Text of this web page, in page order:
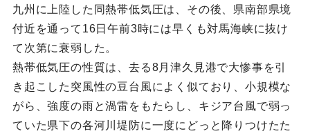
九州に上陸した同熱帯低気圧は、その後、県南部県境
付近を通って16日午前3時には早くも対馬海峡に抜け
て次第に衰弱した。
熱帯低気圧の性質は、去る8月津久見港で大惨事を引
き起こした突風性の豆台風によく似ており、小規模な
がら、強度の雨と渦雷をもたらし、キジア台風で弱っ
ていた県下の各河川堤防に一度にどっと降りつけたた